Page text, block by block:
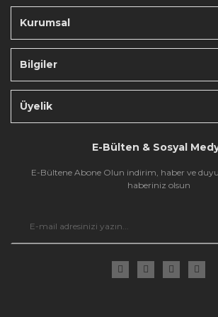
Kurumsal
Bilgiler
Üyelik
E-Bülten & Sosyal
E-Bültene Abone Olun indirim, haber ve
haberiniz olsun